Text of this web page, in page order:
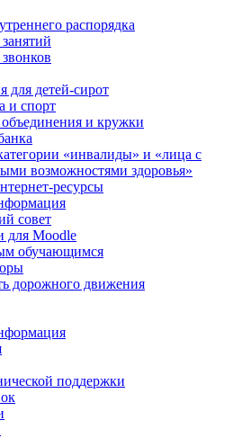
распорядка
для детей-сирот
и спорт
и кружки
«инвалиды» и «лица с
возможностями здоровья»
ресурсы
совет
для Moodle
обучающимся
дорожного движения
поддержки